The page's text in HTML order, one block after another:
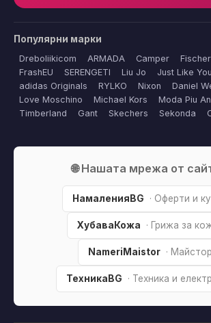
Популярни марки
Dreboliikicom ARMADA Camper Fischer
FrashEU
SERENGETI Liu Jo Just Like You
adidas Originals
RYLKO Nixon
Daniel
Love Moschino
Michael Kors Moda Piu
Timberland
Gant Skechers Sekonda
🌐 Нашата мрежа от
НамаленияBG · Оферти и
ХубаваКожа · Грижа за
NameriMaistor ·
ТехникаBG · Техника и